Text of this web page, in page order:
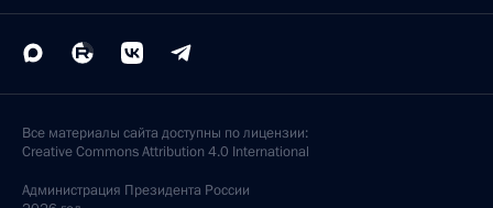
Все материалы сайта доступны по лицензии:
Creative Commons Attribution 4.0 International
Администрация Президента России